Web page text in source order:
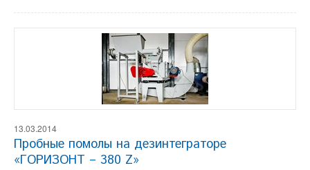
13.03.2014
Пробные помолы на дезинтеграторе
«ГОРИЗОНТ – 380 Z»